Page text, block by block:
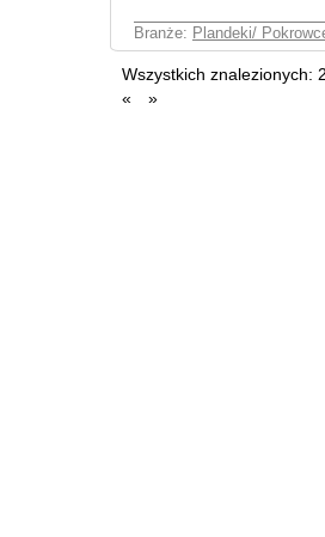
Branże: Plandeki/
Wszystkich znalezionych:
«
»